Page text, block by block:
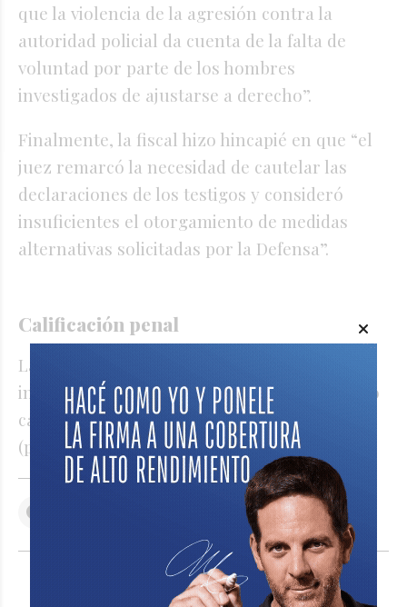
que la violencia de la agresión contra la
autoridad policial da cuenta de la falta de
voluntad por parte de los hombres
investigados de ajustarse a derecho”.
Finalmente, la fiscal hizo hincapié en que “el
juez remarcó la necesidad de cautelar las
declaraciones de los testigos y consideró
insuficientes el otorgamiento de medidas
alternativas solicitadas por la Defensa”.
Calificación penal
La fiscal Korakis le atribuyó a los seis
imputados la coautoría de los delitos de daño
calificado y atentado a la autoridad agravado
(por reunión de más de tres personas).